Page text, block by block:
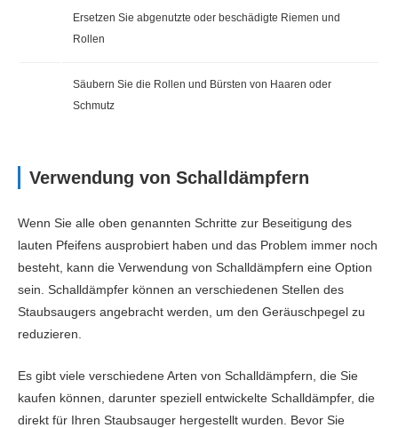
Ersetzen Sie abgenutzte oder beschädigte Riemen und
Rollen
Säubern Sie die Rollen und Bürsten von Haaren oder
Schmutz
Verwendung von Schalldämpfern
Wenn Sie alle oben genannten Schritte zur Beseitigung des
lauten Pfeifens ausprobiert haben und das Problem immer noch
besteht, kann die Verwendung von Schalldämpfern eine Option
sein. Schalldämpfer können an verschiedenen Stellen des
Staubsaugers angebracht werden, um den Geräuschpegel zu
reduzieren.
Es gibt viele verschiedene Arten von Schalldämpfern, die Sie
kaufen können, darunter speziell entwickelte Schalldämpfer, die
direkt für Ihren Staubsauger hergestellt wurden. Bevor Sie